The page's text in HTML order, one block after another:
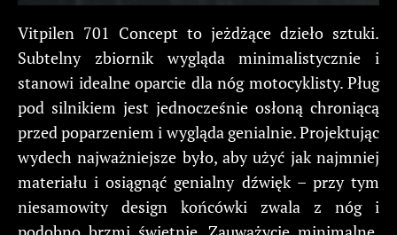
Vitpilen 701 Concept to jeżdżące dzieło sztuki.
Subtelny zbiornik wygląda minimalistycznie i
stanowi idealne oparcie dla nóg motocyklisty. Pług
pod silnikiem jest jednocześnie osłoną chroniącą
przed poparzeniem i wygląda genialnie. Projektując
wydech najważniejsze było, aby użyć jak najmniej
materiału i osiągnąć genialny dźwięk – przy tym
niesamowity design końcówki zwala z nóg i